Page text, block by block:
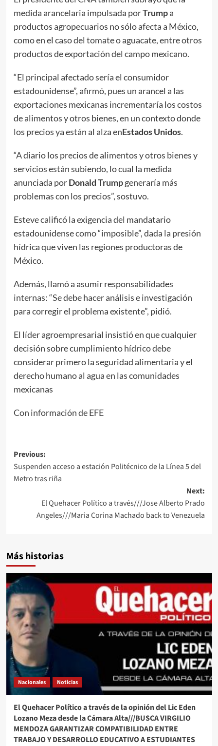
medida arancelaria impulsada porTrumpa
productos agropecuarios no sólo afecta a México,
como en el caso del tomate o aguacate, entre otros
productos de exportación del campo mexicano.
“El principal afectado sería el consumidor
estadounidense”, afirmó, pues un arancel a las
exportaciones mexicanas incrementaría los costos
de alimentos y otros bienes, en un contexto donde
los precios ya están al alza enEstados Unidos.
“A diario los precios de alimentos y otros bienes y
servicios están subiendo, lo cual la medida
anunciada porDonald Trumpgeneraría más
problemas con los precios”, sostuvo.
Esteve calificó la exigencia del mandatario
estadounidense como “imposible”, dada la presión
hídrica que viven las regiones productoras de
México.
Además, llamó a asumir responsabilidades
internas: “Se debe hacer análisis e investigación
para corregir el problema existente”, pidió.
El líder agroempresarial insistió en que cualquier
decisión sobre cumplimiento hídrico debe
considerar primero la seguridad alimentaria y el
derecho humano al agua en las comunidades
mexicanas
Con información de EFE
Post
navigation
Previous:
Suspenden acceso a estación Politécnico de la Línea 5 del
Metro tras riña
Next:
El Quehacer Político a través///Jose Alberto Prado
Angeles///Maria Corina Machado back to Venezuela
Más historias
Nacionales Noticias
El Quehacer Político a través de la opinión del Lic Eden
Lozano Meza desde la Cámara Alta///BUSCA VIRGILIO
MENDOZA GARANTIZAR COMPATIBILIDAD ENTRE
TRABAJO Y DESARROLLO EDUCATIVO A ESTUDIANTES